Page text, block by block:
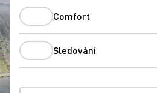
Comfort
Sledování